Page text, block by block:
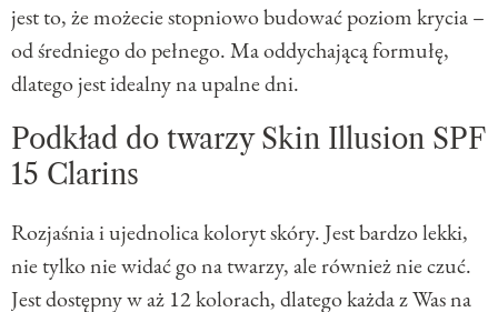
jest to, że możecie stopniowo budować poziom krycia –
od średniego do pełnego. Ma oddychającą formułę,
dlatego jest idealny na upalne dni.
Podkład do twarzy Skin Illusion SPF
15 Clarins
Rozjaśnia i ujednolica koloryt skóry. Jest bardzo lekki,
nie tylko nie widać go na twarzy, ale również nie czuć.
Jest dostępny w aż 12 kolorach, dlatego każda z Was na